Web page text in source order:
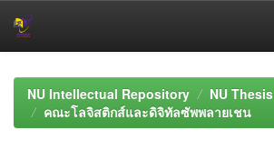
navigationNU Intellectual Repository
NU Thesis
คณะโลจิสติกส์และดิจิทัลซัพพลายเชน